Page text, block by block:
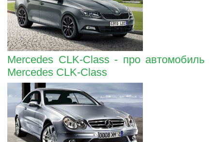
Mercedes CLK-Class - про автомобиль
Mercedes CLK-Class